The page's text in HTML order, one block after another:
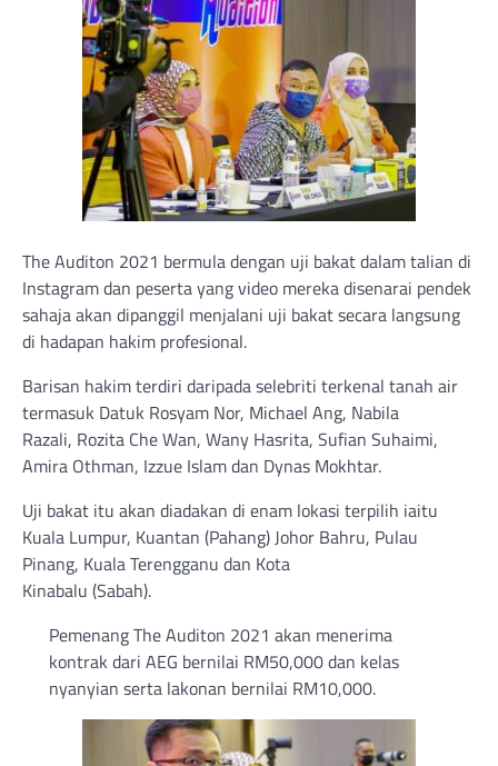
The Auditon 2021 bermula dengan uji bakat dalam talian di
Instagram dan peserta yang video mereka disenarai pendek
sahaja akan dipanggil menjalani uji bakat secara langsung
di hadapan hakim profesional.
Barisan hakim terdiri daripada selebriti terkenal tanah air
termasuk Datuk Rosyam Nor, Michael Ang, Nabila
Razali, Rozita Che Wan, Wany Hasrita, Sufian Suhaimi,
Amira Othman, Izzue Islam dan Dynas Mokhtar.
Uji bakat itu akan diadakan di enam lokasi terpilih iaitu
Kuala Lumpur, Kuantan (Pahang) Johor Bahru, Pulau
Pinang, Kuala Terengganu dan Kota
Kinabalu (Sabah).
Pemenang The Auditon 2021 akan menerima
kontrak dari AEG bernilai RM50,000 dan kelas
nyanyian serta lakonan bernilai RM10,000.